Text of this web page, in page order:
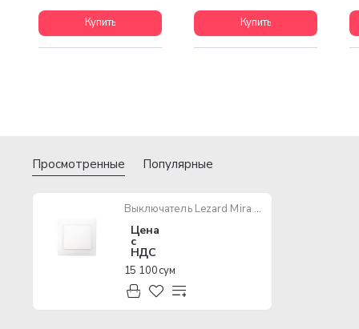
Купить Купить
Просмотренные Популярные
Выключатель Lezard Mira 1кл белый с белой вставкой
Цена
с
НДС
15 100 сум